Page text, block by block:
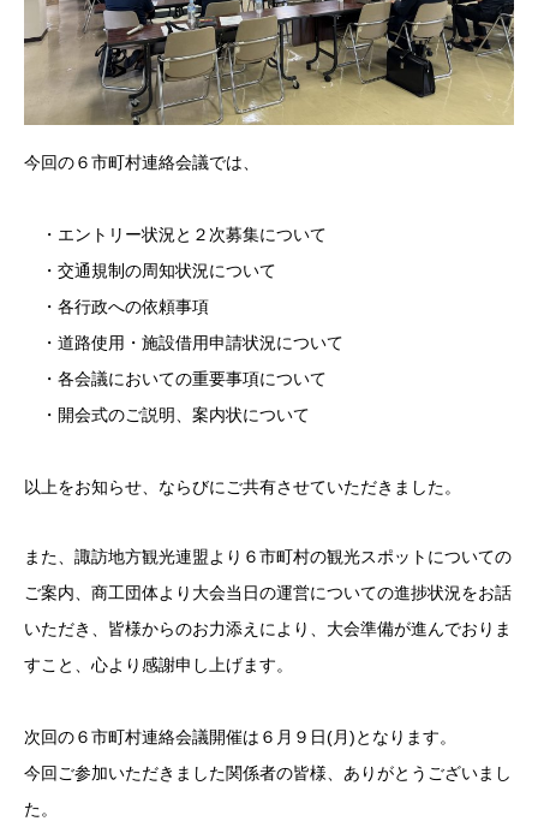
今回の６市町村連絡会議では、
・エントリー状況と２次募集について
・交通規制の周知状況について
・各行政への依頼事項
・道路使用・施設借用申請状況について
・各会議においての重要事項について
・開会式のご説明、案内状について
以上をお知らせ、ならびにご共有させていただきました。
また、諏訪地方観光連盟より６市町村の観光スポットについての
ご案内、商工団体より大会当日の運営についての進捗状況をお話
いただき、皆様からのお力添えにより、大会準備が進んでおりま
すこと、心より感謝申し上げます。
次回の６市町村連絡会議開催は６月９日(月)となります。
今回ご参加いただきました関係者の皆様、ありがとうございまし
た。